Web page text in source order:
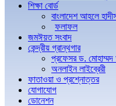
শিক্ষা বোর্ড
বাংলাদেশ আহলে
ফলাফল
জমঈয়ত সংবাদ
কেন্দ্রীয় গ্রান্থগার
প্রফেসর ড. মোহাম্মদ
অনলাইন লাইব্রেরী
ফাতাওয়া ও প্রশ্নোত্তর
যোগাযোগ
ডোনেশন